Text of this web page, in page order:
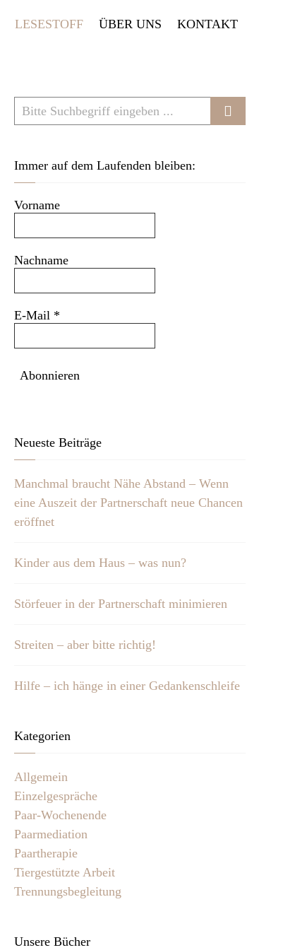
LESESTOFF ÜBER UNS KONTAKT
Immer auf dem Laufenden bleiben:
Vorname
Nachname
E-Mail *
Neueste Beiträge
Manchmal braucht Nähe Abstand – Wenn
eine Auszeit der Partnerschaft neue Chancen
eröffnet
Kinder aus dem Haus – was nun?
Störfeuer in der Partnerschaft minimieren
Streiten – aber bitte richtig!
Hilfe – ich hänge in einer Gedankenschleife
Kategorien
Allgemein
Einzelgespräche
Paar-Wochenende
Paarmediation
Paartherapie
Tiergestützte Arbeit
Trennungsbegleitung
Unsere Bücher